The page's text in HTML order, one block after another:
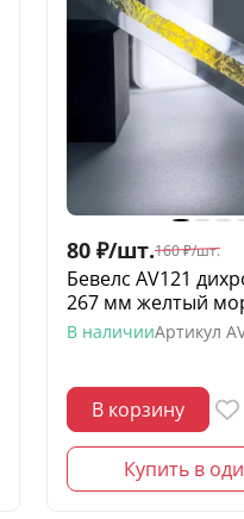
80 ₽/шт.160 ₽/шт.
Бевелс AV121
267 мм желтый
В наличииАртикул
В корзину
Купить в